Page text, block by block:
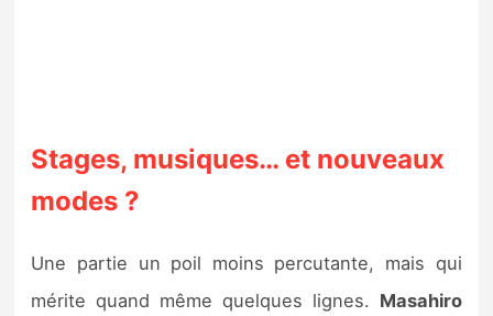
Stages, musiques… et nouveaux
modes ?
Une partie un poil moins percutante, mais qui
mérite quand même quelques lignes. Masahiro